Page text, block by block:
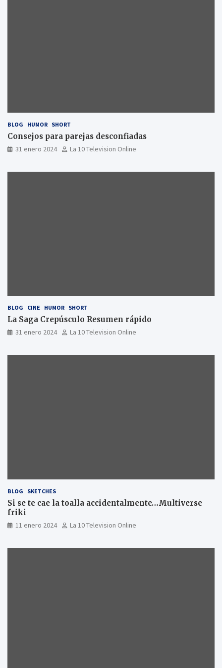
BLOG HUMOR SHORT
Consejos para parejas desconfiadas
31 enero 2024 La 10 Television Online
BLOG CINE HUMOR SHORT
La Saga Crepúsculo Resumen rápido
31 enero 2024 La 10 Television Online
BLOG SKETCHES
Si se te cae la toalla accidentalmente…Multiverse
friki
11 enero 2024 La 10 Television Online